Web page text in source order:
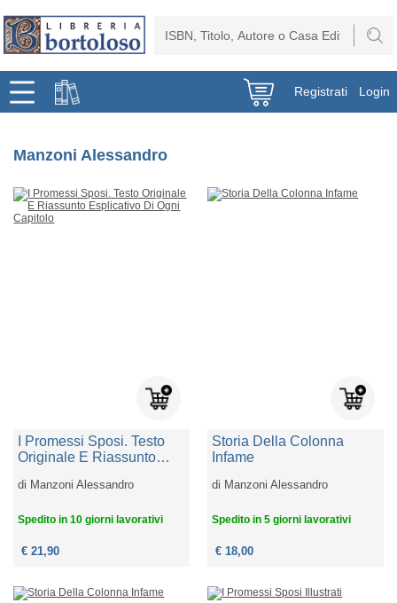
Registrati Login
Manzoni Alessandro
I Promessi Sposi. Testo
Originale E Riassunto
Capitolo
di Manzoni Alessandro
Spedito in 10 giorni lavorativi
€ 21,90
Storia Della Colonna
Infame
di Manzoni Alessandro
Spedito in 5 giorni lavorativi
€ 18,00